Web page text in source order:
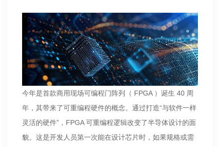
今年是首款商用现场可编程门阵列（ FPGA ）诞生 40 周
年，其带来了可重编程硬件的概念。通过打造“与软件一样
灵活的硬件”，FPGA 可重编程逻辑改变了半导体设计的面
貌。这是开发人员第一次能在设计芯片时，如果规格或需